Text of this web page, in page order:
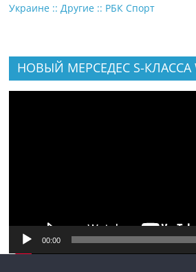
Украине :: Другие :: РБК Спорт
НОВЫЙ МЕРСЕДЕС S-КЛАССА
00:00